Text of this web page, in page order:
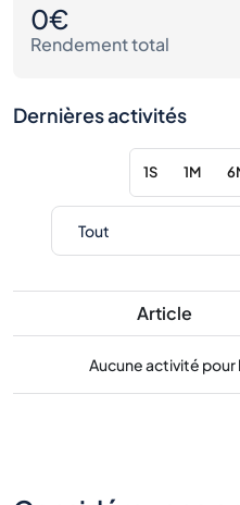
0€
Rendement total
Dernières activités
1S 1M
Article
Aucune activité